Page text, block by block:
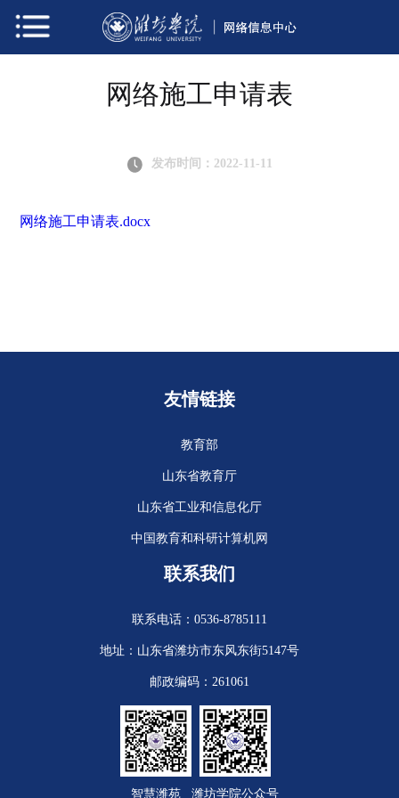
网络施工申请表
发布时间：2022-11-11
网络施工申请表.docx
友情链接
教育部
山东省教育厅
山东省工业和信息化厅
中国教育和科研计算机网
联系我们
联系电话：0536-8785111
地址：山东省潍坊市东风东街5147号
邮政编码：261061
智慧潍苑 潍坊学院公众号